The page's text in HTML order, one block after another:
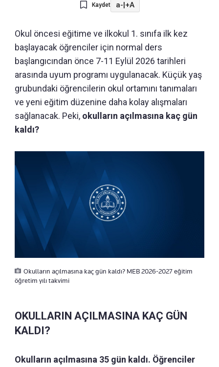
Kaydet a-|+A
Okul öncesi eğitime ve ilkokul 1. sınıfa ilk kez
başlayacak öğrenciler için normal ders
başlangıcından önce 7-11 Eylül 2026 tarihleri
arasında uyum programı uygulanacak. Küçük yaş
grubundaki öğrencilerin okul ortamını tanımaları
ve yeni eğitim düzenine daha kolay alışmaları
sağlanacak. Peki, okulların açılmasına kaç gün
kaldı?
Okulların açılmasına kaç gün kaldı? MEB 2026-2027 eğitim
öğretim yılı takvimi
OKULLARIN AÇILMASINA KAÇ GÜN
KALDI?
Okulların açılmasına 35 gün kaldı. Öğrenciler